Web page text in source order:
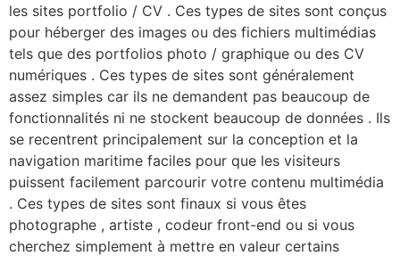
les sites portfolio / CV . Ces types de sites sont conçus
pour héberger des images ou des fichiers multimédias
tels que des portfolios photo / graphique ou des CV
numériques . Ces types de sites sont généralement
assez simples car ils ne demandent pas beaucoup de
fonctionnalités ni ne stockent beaucoup de données . Ils
se recentrent principalement sur la conception et la
navigation maritime faciles pour que les visiteurs
puissent facilement parcourir votre contenu multimédia
. Ces types de sites sont finaux si vous êtes
photographe , artiste , codeur front-end ou si vous
cherchez simplement à mettre en valeur certains